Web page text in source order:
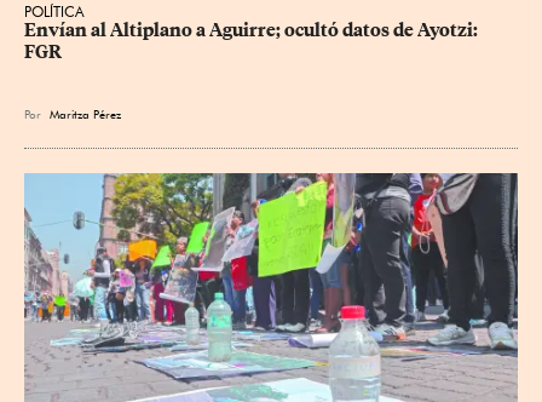
POLÍTICA
Envían al Altiplano a Aguirre; ocultó datos de Ayotzi:
FGR
Por Maritza Pérez